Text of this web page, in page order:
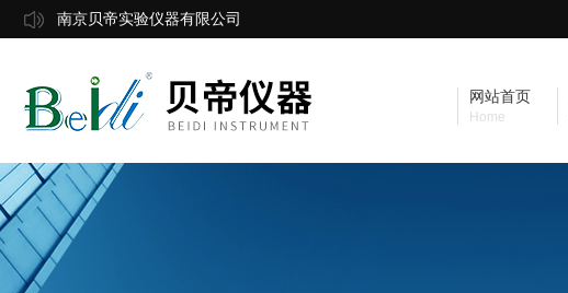
南京贝帝实验仪器有限公司
网站首页
Home